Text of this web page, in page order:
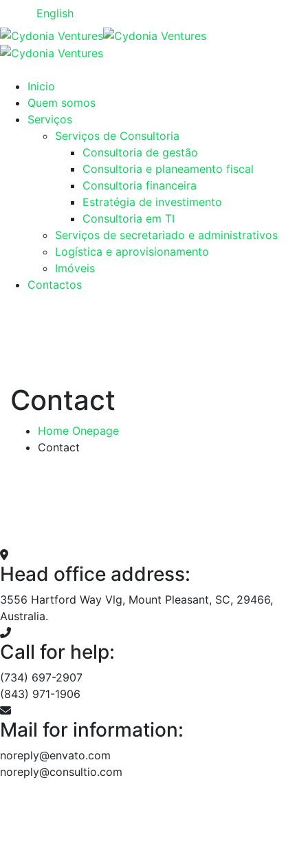
English
Inicio
Quem somos
Serviços
Serviços de Consultoria
Consultoria de gestão
Consultoria e planeamento fiscal
Consultoria financeira
Estratégia de investimento
Consultoria em TI
Serviços de secretariado e administrativos
Logística e aprovisionamento
Imóveis
Contactos
Contact
Home Onepage
Contact
Head office address:
3556 Hartford Way Vlg, Mount Pleasant, SC, 29466,
Australia.
Call for help:
(734) 697-2907
(843) 971-1906
Mail for information:
noreply@envato.com
noreply@consultio.com